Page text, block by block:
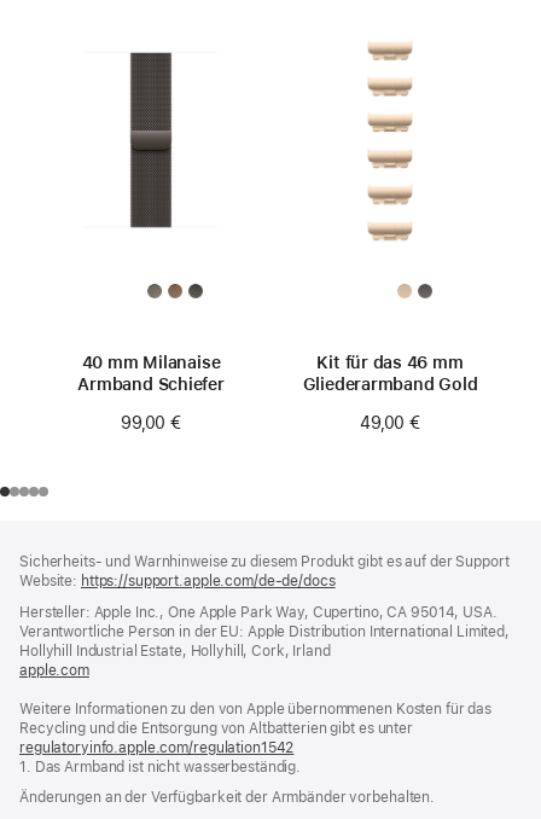
40 mm Milanaise
Armband Schiefer
99,00 €
Kit für das 46 mm
Gliederarmband Gold
49,00 €
Sicherheits- und Warnhinweise zu diesem Produkt gibt es auf der Support
Website: https://support.apple.com/de-de/docs(öffnet
neues
Fenster)
Hersteller: Apple Inc., One Apple Park Way, Cupertino, CA 95014, USA.
Verantwortliche Person in der EU: Apple Distribution International Limited,
Hollyhill Industrial Estate, Hollyhill, Cork, Irland
apple.com(öffnet
neues
Fenster)
Weitere Informationen zu den von Apple übernommenen Kosten für das
Recycling und die Entsorgung von Altbatterien gibt es unter
regulatoryinfo.apple.com/regulation1542
ein
neues
Fenster)
1. Das Armband ist nicht wasserbeständig.
Änderungen an der Verfügbarkeit der Armbänder vorbehalten.